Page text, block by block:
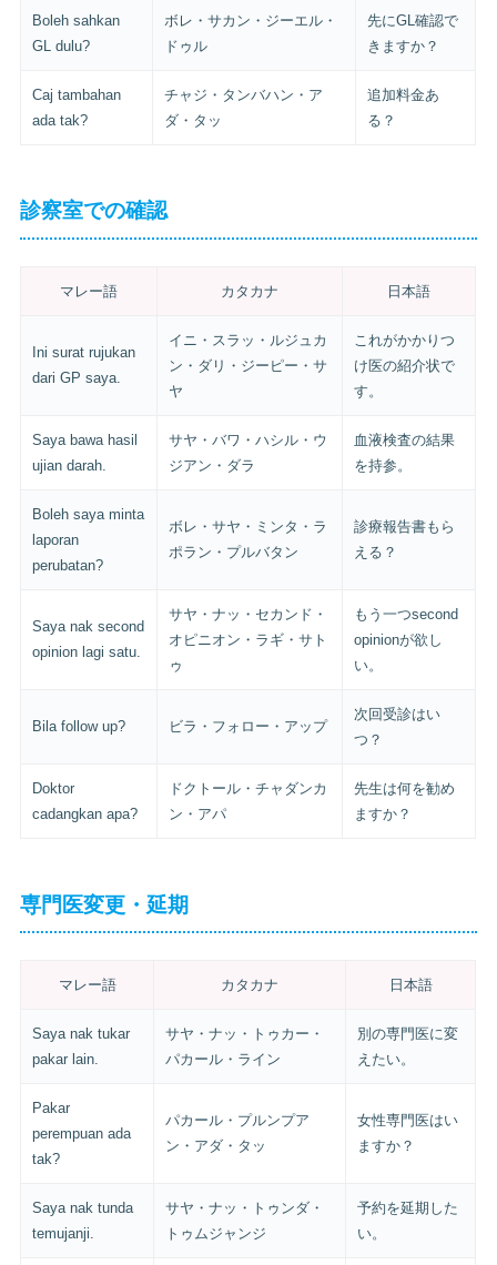
Boleh sahkan
GL dulu?
ボレ・サカン・ジーエル・
ドゥル
先にGL確認で
きますか？
Caj tambahan
ada tak?
チャジ・タンバハン・ア
ダ・タッ
追加料金あ
る？
診察室での確認
マレー語 カタカナ 日本語
Ini surat rujukan
dari GP saya.
イニ・スラッ・ルジュカ
ン・ダリ・ジーピー・サ
ヤ
これがかかりつ
け医の紹介状で
す。
Saya bawa hasil
ujian darah.
サヤ・バワ・ハシル・ウ
ジアン・ダラ
血液検査の結果
を持参。
Boleh saya minta
laporan
perubatan?
ボレ・サヤ・ミンタ・ラ
ポラン・プルバタン
診療報告書もら
える？
Saya nak second
opinion lagi satu.
サヤ・ナッ・セカンド・
オピニオン・ラギ・サト
ゥ
もう一つsecond
opinionが欲し
い。
Bila follow up? ビラ・フォロー・アップ
次回受診はい
つ？
Doktor
cadangkan apa?
ドクトール・チャダンカ
ン・アパ
先生は何を勧め
ますか？
専門医変更・延期
マレー語 カタカナ 日本語
Saya nak tukar
pakar lain.
サヤ・ナッ・トゥカー・
パカール・ライン
別の専門医に変
えたい。
Pakar
perempuan ada
tak?
パカール・プルンプア
ン・アダ・タッ
女性専門医はい
ますか？
Saya nak tunda
temujanji.
サヤ・ナッ・トゥンダ・
トゥムジャンジ
予約を延期した
い。